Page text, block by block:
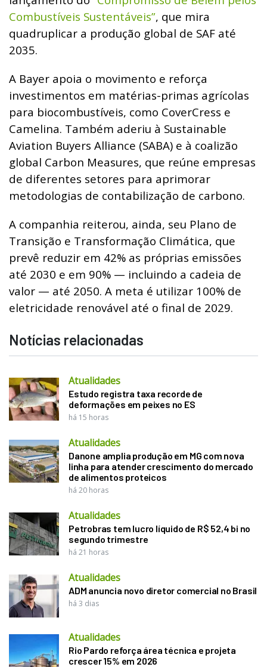
Combustíveis Sustentáveis”, que mira
quadruplicar a produção global de SAF até
2035.
A Bayer apoia o movimento e reforça
investimentos em matérias-primas agrícolas
para biocombustíveis, como CoverCress e
Camelina. Também aderiu à Sustainable
Aviation Buyers Alliance (SABA) e à coalizão
global Carbon Measures, que reúne empresas
de diferentes setores para aprimorar
metodologias de contabilização de carbono.
A companhia reiterou, ainda, seu Plano de
Transição e Transformação Climática, que
prevê reduzir em 42% as próprias emissões
até 2030 e em 90% — incluindo a cadeia de
valor — até 2050. A meta é utilizar 100% de
eletricidade renovável até o final de 2029.
Notícias relacionadas
Atualidades
Estudo registra taxa recorde de
deformações em peixes no ES
há 15 horas
Atualidades
Danone amplia produção em MG com nova
linha para atender crescimento do mercado
de alimentos proteicos
há 20 horas
Atualidades
Petrobras tem lucro líquido de R$ 52,4 bi no
segundo trimestre
há 21 horas
Atualidades
ADM anuncia novo diretor comercial no Brasil
há 3 dias
Atualidades
Rio Pardo reforça área técnica e projeta
crescer 15% em 2026